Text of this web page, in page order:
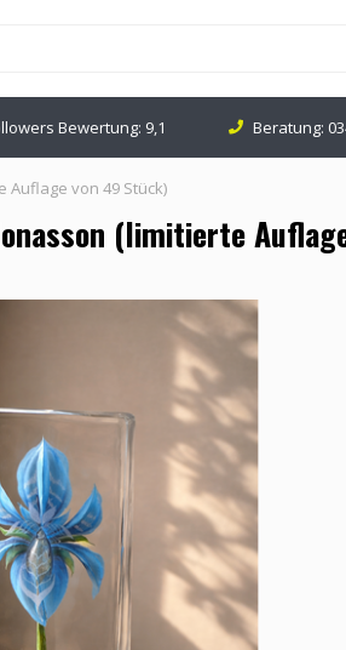
Bewertung: 9,1 Beratung:
Auflage von 49 Stück)
(limitierte